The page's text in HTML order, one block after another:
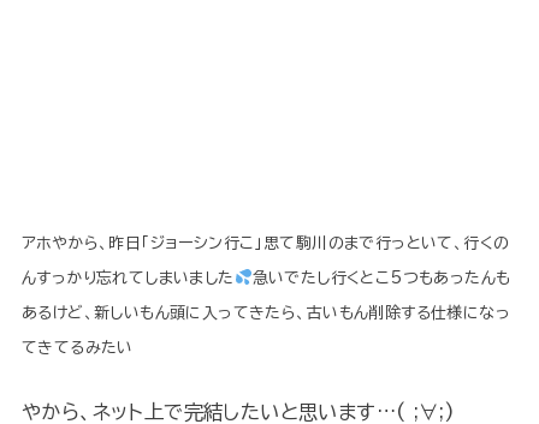
アホやから、昨日「ジョーシン行こ」思て駒川のまで行っといて、行くの
んすっかり忘れてしまいました 急いでたし行くとこ5つもあったんも
あるけど、新しいもん頭に入ってきたら、古いもん削除する仕様になっ
てきてるみたい
やから、ネット上で完結したいと思います…( ;∀;)